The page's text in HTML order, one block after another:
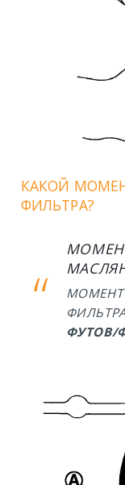
КАКОЙ
ФИЛЬТРА?
МОМЕНТ
ФУТОВ/